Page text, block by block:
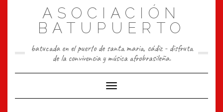
ASOCIACIÓN
BATUPUERTO
batucada en el puerto de santa maria, cádiz - disfruta
de la convivencia y música afrobrasileña.
Toggle Navigation